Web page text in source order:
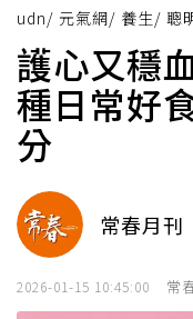
udn/ 元氣網/ 養生/ 聰
護心又穩
種日常好
分
常春月刊
2026-01-15 10:45:00 常